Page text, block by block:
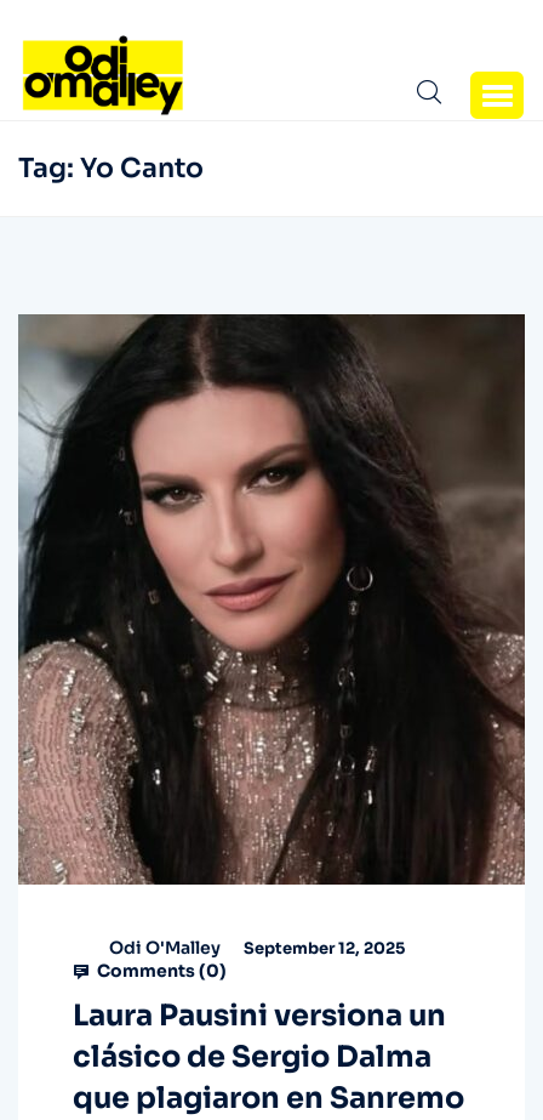
Tag: Yo Canto
Odi O'Malley September 12, 2025
Comments (0)
Laura Pausini versiona un
clásico de Sergio Dalma
que plagiaron en Sanremo